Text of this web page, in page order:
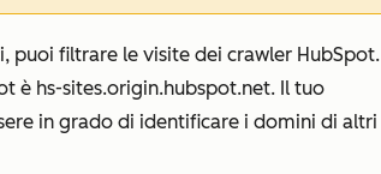
puoi filtrare le visite dei crawler HubSpot.
è hs-sites.origin.hubspot.net. Il tuo
in grado di identificare i domini di altri